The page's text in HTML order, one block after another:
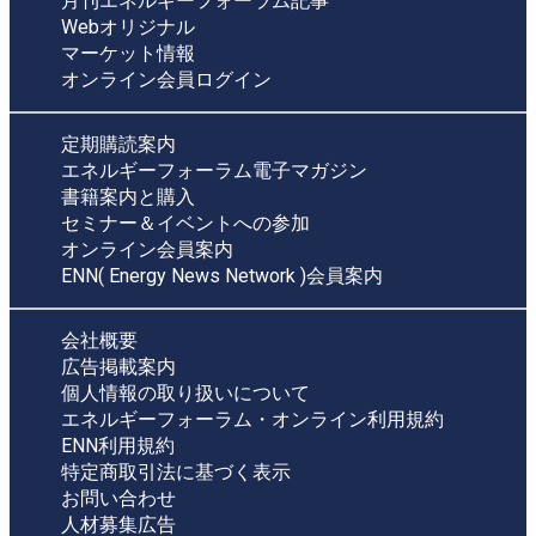
Webオリジナル
マーケット情報
オンライン会員ログイン
定期購読案内
エネルギーフォーラム電子マガジン
書籍案内と購入
セミナー＆イベントへの参加
オンライン会員案内
ENN( Energy News Network )会員案内
会社概要
広告掲載案内
個人情報の取り扱いについて
エネルギーフォーラム・オンライン利用規約
ENN利用規約
特定商取引法に基づく表示
お問い合わせ
人材募集広告